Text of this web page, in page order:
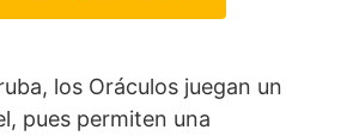
los Oráculos juegan un
pues permiten una